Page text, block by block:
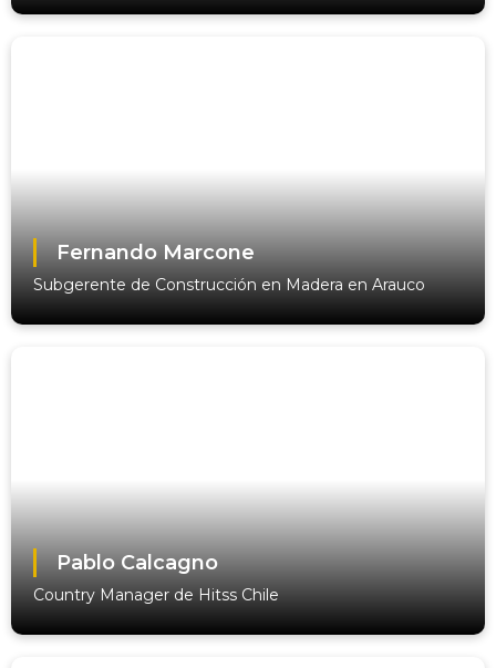
Fernando Marcone
Subgerente de Construcción en Madera en Arauco
Pablo Calcagno
Country Manager de Hitss Chile